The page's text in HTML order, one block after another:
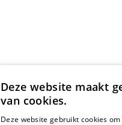
Deze website maakt
van cookies.
Deze website gebruikt cookies om